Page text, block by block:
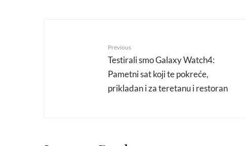
Previous
Testirali smo Galaxy Watch4:
Pametni sat koji te pokreće,
prikladan i za teretanu i restoran